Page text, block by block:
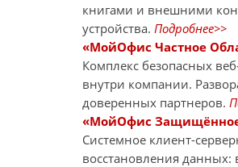
книгами и внешними
устройства. Подробнее>>
«МойОфис Частное
Комплекс безопасных
внутри компании.
доверенных партнеров.
«МойОфис
Системное клиент-
восстановления данных: